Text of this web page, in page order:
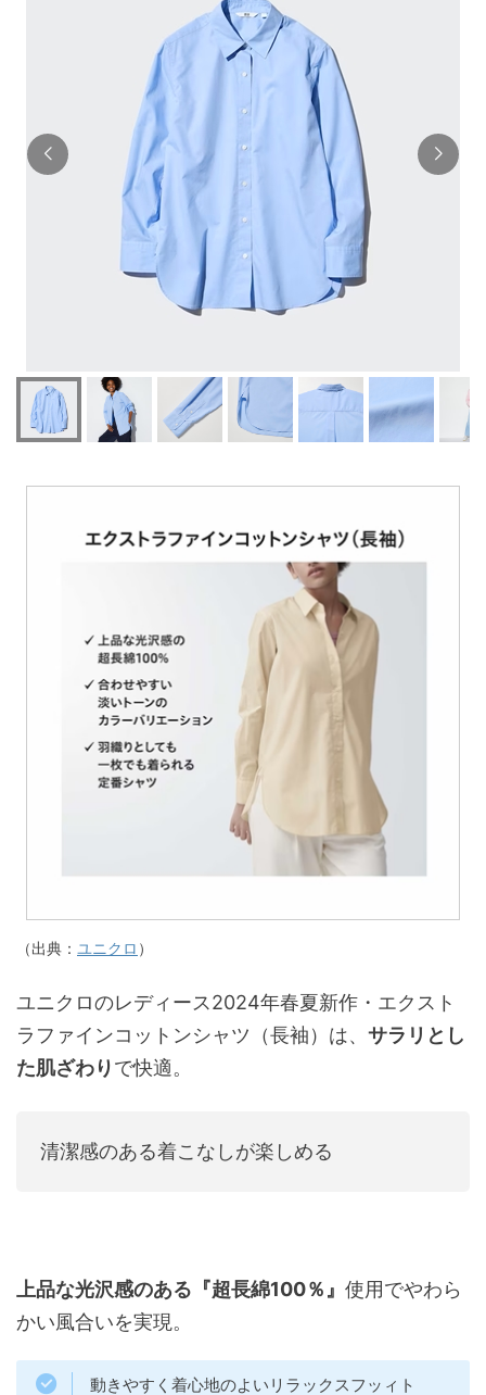
（出典： ユニクロ ）
ユニクロのレディース2024年春夏新作・エクスト
ラファインコットンシャツ（長袖）は、 サラリとし
た肌ざわりで快適。
清潔感のある着こなしが楽しめる
上品な光沢感のある『超長綿100％』 使用でやわら
かい風合いを実現。
動きやすく着心地のよいリラックスフッィト